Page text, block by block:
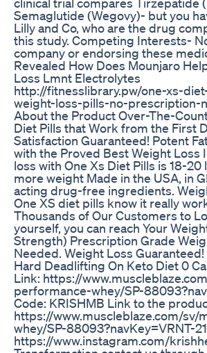
Semaglutide (Wegovy)- but you
Lilly and Co, who are the drug
this study. Competing Interests-
company or endorsing these
Revealed How Does Mounjaro
Loss Lmnt Electrolytes
http://fitnesslibrary.pw/one-xs-
weight-loss-pills-no-
About the Product Over-The-
Diet Pills that Work from the First
Satisfaction Guaranteed! Potent
with the Proved Best Weight
loss with One Xs Diet Pills is 18-
more weight Made in the USA, in
acting drug-free ingredients.
One XS diet pills know it really
Thousands of Our Customers to
yourself, you can reach Your
Strength) Prescription Grade
Needed. Weight Loss
Hard Deadlifting On Keto Diet 0
Link: https://
performance-whey/SP-
Code: KRISHMB Link to the
https://www.muscleblaze.com/
whey/SP-88093?navKey=VRNT-
https://www.instagram.com/